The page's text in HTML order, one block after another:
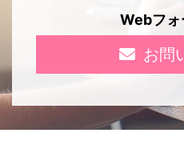
Webフォ
お問